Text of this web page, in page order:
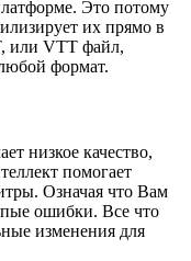
Это потому
их прямо в
или VTT файл,
формат.
низкое качество,
помогает
Означая что Вам
ошибки. Все что
изменения для